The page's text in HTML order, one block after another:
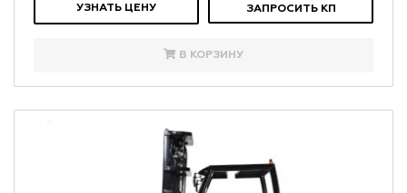
УЗНАТЬ ЦЕНУ ЗАПРОСИТЬ КП
В КОРЗИНУ